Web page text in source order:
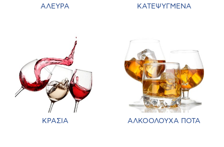
ΑΛΕΥΡΑ ΚΑΤΕΨΥΓΜΕΝΑ
ΚΡΑΣΙΑ ΑΛΚΟΟΛΟΥΧΑ ΠΟΤΑ